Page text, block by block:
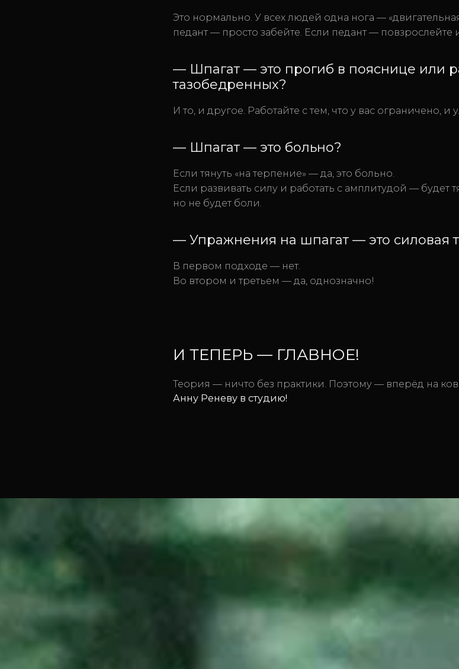
Это нормально. У всех людей одна нога —
педант — просто забейте. Если педант — повзрослейте
— Шпагат — это прогиб в пояснице или
тазобедренных?
И то, и другое. Работайте с тем, что у вас ограничено, и
— Шпагат — это больно?
Если тянуть «на терпение» — да, это больно.
Если развивать силу и работать с амплитудой — будет
но не будет боли.
— Упражнения на шпагат — это силовая
В первом подходе — нет.
Во втором и третьем — да, однозначно!
И ТЕПЕРЬ — ГЛАВНОЕ!
Теория — ничто без практики. Поэтому — вперёд на
Анну Реневу в студию!